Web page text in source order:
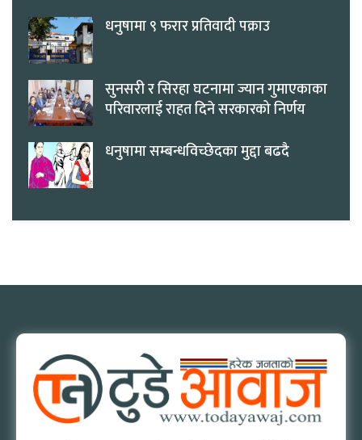
धनुषामा ९ फरार प्रतिवादी पक्राउ
सुनसरी र सिरहा घटनामा ज्यान गुमाएकाका
परिवारलाई राहत दिने सरकारको निर्णय
धनुषामा सम्बन्धविच्छेदका मुद्दा बढदै